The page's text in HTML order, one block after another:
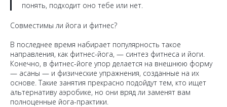
понять, подходит оно тебе или нет.
Совместимы ли йога и фитнес?
В последнее время набирает популярность такое
направления, как фитнес-йога, — синтез фитнеса и йоги.
Конечно, в фитнес-йоге упор делается на внешнюю форму
— асаны — и физические упражнения, созданные на их
основе. Такие занятия прекрасно подойдут тем, кто ищет
альтернативу аэробике, но они вряд ли заменят вам
полноценные йога-практики.